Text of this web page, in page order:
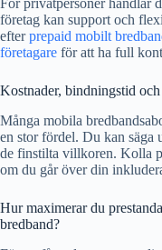
För privatpersoner handlar
företag kan support och
efterprepaid mobilt
företagare för att ha full
Kostnader, bindningstid
Många mobila
en stor fördel. Du kan säga
de finstilta villkoren. Kolla
om du går över din
Hur maximerar du
bredband?